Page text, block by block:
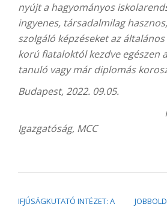
nyújt a hagyományos
ingyenes, társadalmilag
szolgáló képzéseket az
korú fiataloktól kezdve egészen
tanuló vagy már diplomás
Budapest, 2022. 09.05.
Igazgatóság, MCC
IFJÚSÁGKUTATÓ INTÉZET: A